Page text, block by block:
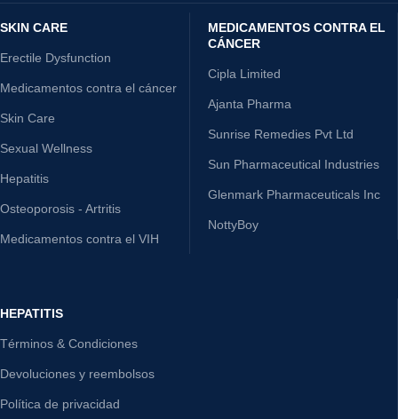
SKIN CARE
Erectile Dysfunction
Medicamentos contra el cáncer
Skin Care
Sexual Wellness
Hepatitis
Osteoporosis - Artritis
Medicamentos contra el VIH
MEDICAMENTOS CONTRA EL
CÁNCER
Cipla Limited
Ajanta Pharma
Sunrise Remedies Pvt Ltd
Sun Pharmaceutical Industries
Glenmark Pharmaceuticals Inc
NottyBoy
HEPATITIS
Términos & Condiciones
Devoluciones y reembolsos
Política de privacidad